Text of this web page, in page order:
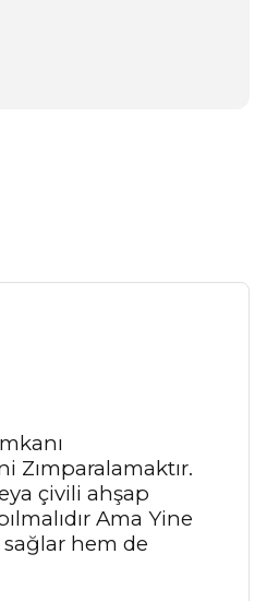
Zımparalamaktır.
çivili ahşap
Ama Yine
hem de